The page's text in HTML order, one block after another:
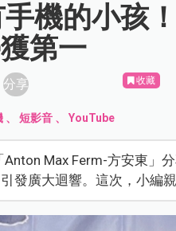
機的小孩
第一
分享 收藏
、短影音 、YouTube
Max Ferm-方安東」
發廣大迴響。這次，小編